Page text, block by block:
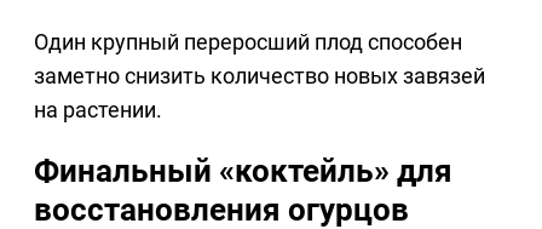
Один крупный переросший плод способен
заметно снизить количество новых завязей
на растении.
Финальный «коктейль» для
восстановления огурцов